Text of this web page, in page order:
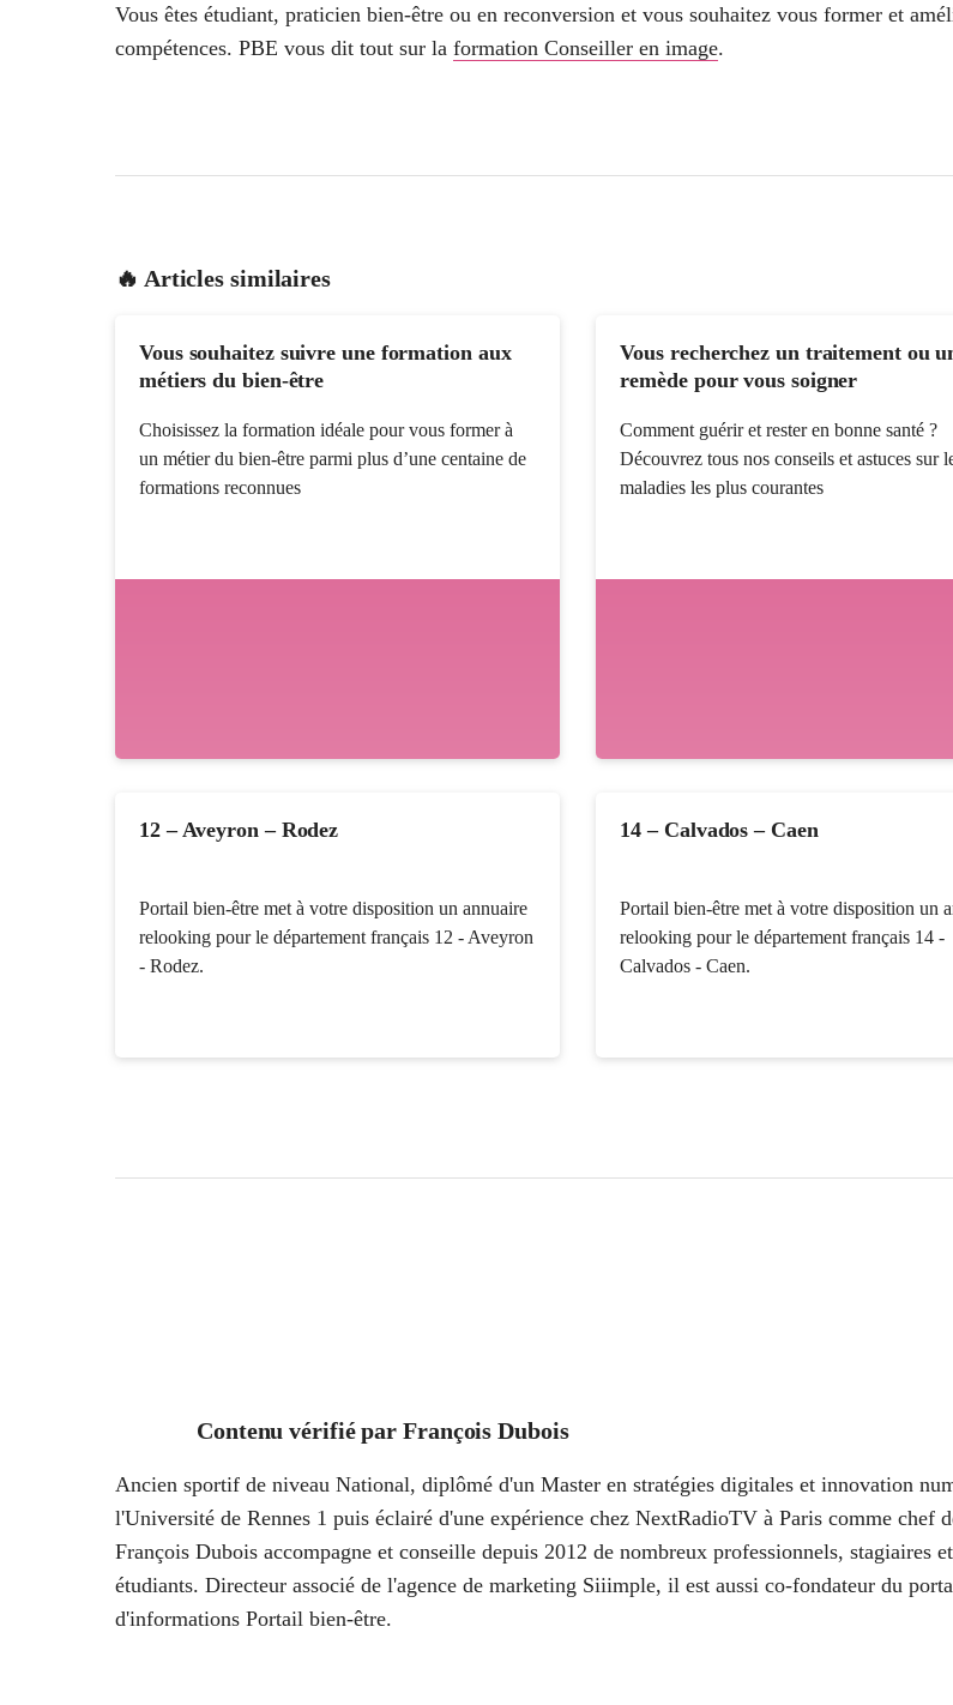
Vous êtes étudiant, praticien bien-être ou en reconversion et vous souhaitez vous former et
compétences. PBE vous dit tout sur la formation Conseiller en image.
🔥 Articles similaires
Vous souhaitez suivre une formation aux
métiers du bien-être
Choisissez la formation idéale pour vous former à
un métier du bien-être parmi plus d’une centaine de
formations reconnues
Vous recherchez un traitement ou
remède pour vous soigner
Comment guérir et rester en bonne santé ?
Découvrez tous nos conseils et astuces sur
maladies les plus courantes
12 – Aveyron – Rodez
Portail bien-être met à votre disposition un annuaire
relooking pour le département français 12 - Aveyron
- Rodez.
14 – Calvados – Caen
Portail bien-être met à votre disposition un
relooking pour le département français 14 -
Calvados - Caen.
Contenu vérifié par François Dubois
Ancien sportif de niveau National, diplômé d'un Master en stratégies digitales et innovation
l'Université de Rennes 1 puis éclairé d'une expérience chez NextRadioTV à Paris comme chef
François Dubois accompagne et conseille depuis 2012 de nombreux professionnels, stagiaires et
étudiants. Directeur associé de l'agence de marketing Siiimple, il est aussi co-fondateur du
d'informations Portail bien-être.